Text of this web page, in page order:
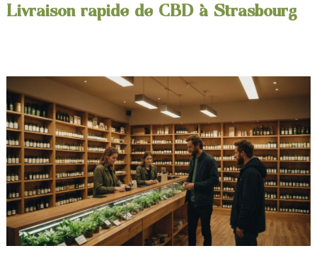
Livraison rapide de CBD à Strasbourg